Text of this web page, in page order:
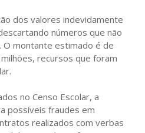
dos valores indevidamente
números que não
O montante estimado é de
recursos que foram
no Censo Escolar, a
possíveis fraudes em
realizados com verbas